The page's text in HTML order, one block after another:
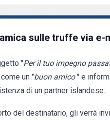
sulle truffe via e-
"Per il tuo impegno
un "buon amico " e
di un partner islandese.
del destinatario, gli verrà